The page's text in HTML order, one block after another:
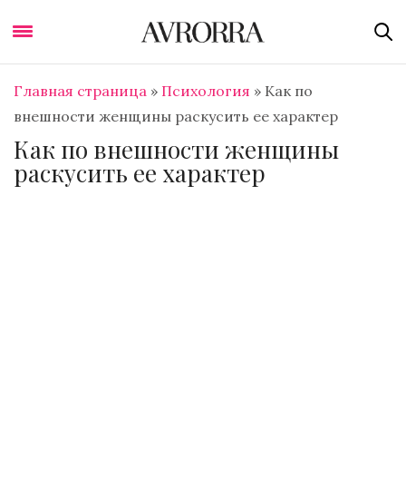
Главная страница » Психология » Как по
внешности женщины раскусить ее характер
Как по внешности женщины
раскусить ее характер